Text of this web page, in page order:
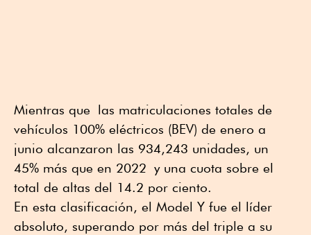
Mientras que las matriculaciones totales de
vehículos 100% eléctricos (BEV) de enero a
junio alcanzaron las 934,243 unidades, un
45% más que en 2022 y una cuota sobre el
total de altas del 14.2 por ciento.
En esta clasificación, el Model Y fue el líder
absoluto, superando por más del triple a su